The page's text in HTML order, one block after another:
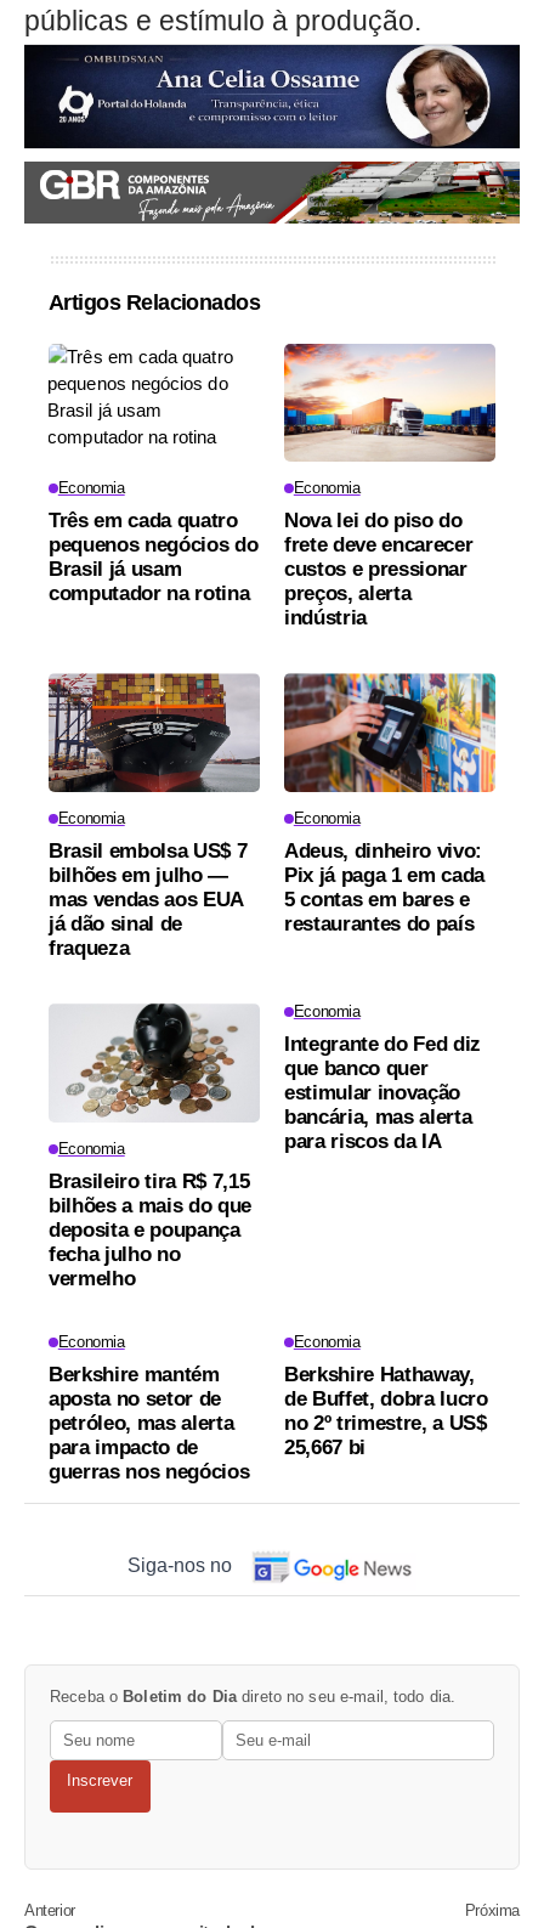
públicas e estímulo à produção.
Artigos Relacionados
Economia
Três em cada quatro
pequenos negócios do
Brasil já usam
computador na rotina
Economia
Nova lei do piso do
frete deve encarecer
custos e pressionar
preços, alerta
indústria
Economia
Brasil embolsa US$ 7
bilhões em julho —
mas vendas aos EUA
já dão sinal de
fraqueza
Economia
Adeus, dinheiro vivo:
Pix já paga 1 em cada
5 contas em bares e
restaurantes do país
Economia
Brasileiro tira R$ 7,15
bilhões a mais do que
deposita e poupança
fecha julho no
vermelho
Economia
Integrante do Fed diz
que banco quer
estimular inovação
bancária, mas alerta
para riscos da IA
Economia
Berkshire mantém
aposta no setor de
petróleo, mas alerta
para impacto de
guerras nos negócios
Economia
Berkshire Hathaway,
de Buffet, dobra lucro
no 2º trimestre, a US$
25,667 bi
Siga-nos no
Receba o Boletim do Diadireto no seu e-mail, todo dia.
Inscrever
Anterior Próxima